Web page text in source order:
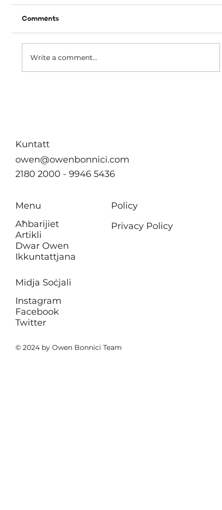
Comments
Write a comment...
© 2024 by Owen Bonnici Team
Kuntatt
owen@owenbonnici.com
2180 2000 - 9946 5436
Menu
Aħbarijiet
Artikli
Dwar Owen
Ikkuntattjana
Policy
Privacy Policy
Midja Soċjali
Instagram
Facebook
Twitter